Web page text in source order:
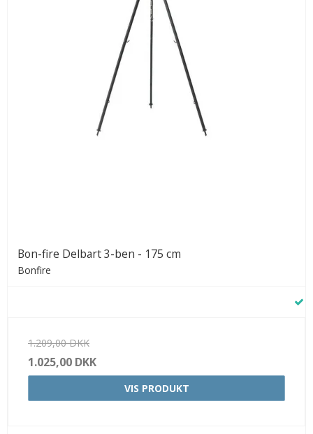
Bon-fire Delbart 3-ben - 175 cm
Bonfire
1.209,00 DKK
1.025,00 DKK
VIS PRODUKT